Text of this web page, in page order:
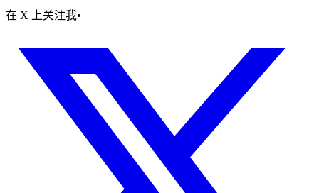
在 X 上关注我•